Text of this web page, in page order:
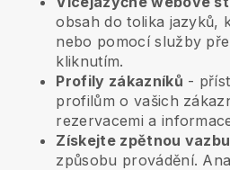
obsah do tolika jazyků,
nebo pomocí služby
kliknutím.
Profily zákazníků -
profilům o vašich
rezervacemi a
Získejte zpětnou
způsobu provádění.